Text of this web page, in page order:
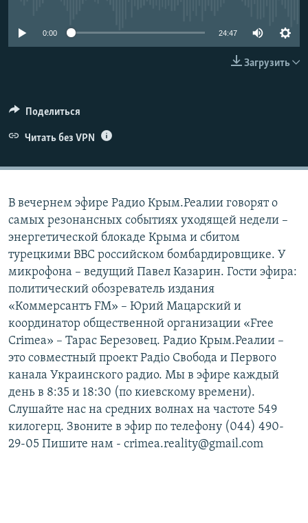
КРЫМ.НЕПОКОРЕННЫЙ
Все сайты RFE/RL
0:00 24:47
Загрузить
Поделиться
Читать без VPN
В вечернем эфире Радио Крым.Реалии говорят о
самых резонансных событиях уходящей недели –
энергетической блокаде Крыма и сбитом
турецкими ВВС российском бомбардировщике. У
микрофона – ведущий Павел Казарин. Гости эфира:
политический обозреватель издания
«Коммерсантъ FM» – Юрий Мацарский и
координатор общественной организации «Free
Crimea» – Тарас Березовец. Радио Крым.Реалии –
это совместный проект Радіо Свобода и Первого
канала Украинского радио. Мы в эфире каждый
день в 8:35 и 18:30 (по киевскому времени).
Слушайте нас на средних волнах на частоте 549
килогерц. Звоните в эфир по телефону (044) 490-
29-05 Пишите нам - crimea.reality@gmail.com